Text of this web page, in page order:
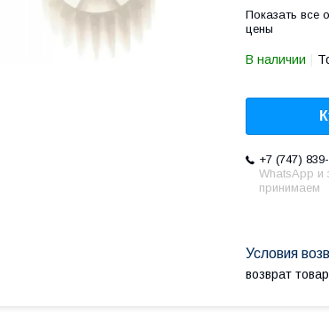
Показать все
цены
В наличии
+7 (747)
WhatsApp и
принимаем
возврат